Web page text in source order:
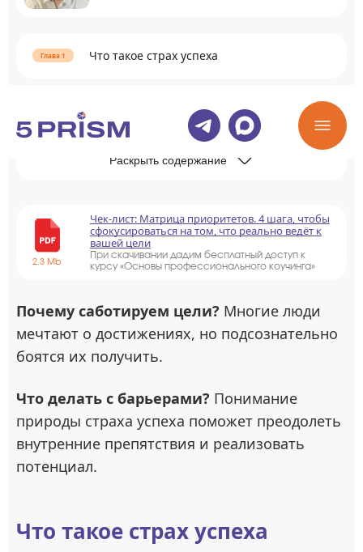
Что такое страх успеха
Признаки страха успеха в жизни
Раскрыть содержание
2.3 Mb
Чек-лист: Матрица приоритетов. 4 шага, чтобы
сфокусироваться на том, что реально ведёт к
вашей цели
При скачивании дадим бесплатный доступ к
курсу «Основы профессионального коучинга»
Почему саботируем цели? Многие люди
мечтают о достижениях, но подсознательно
боятся их получить.
Что делать с барьерами? Понимание
природы страха успеха поможет преодолеть
внутренние препятствия и реализовать
потенциал.
Что такое страх успеха